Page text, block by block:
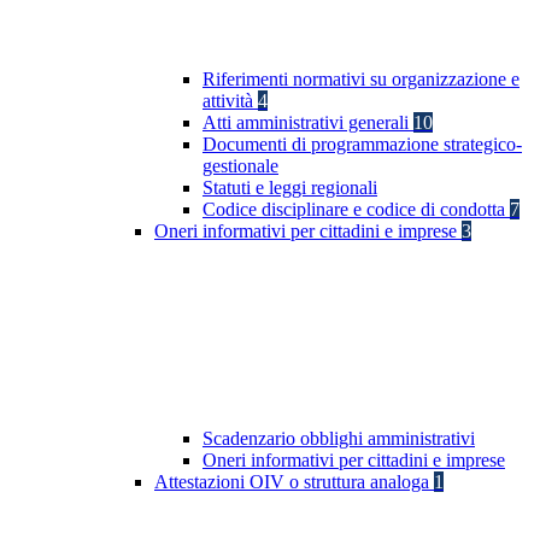
Riferimenti normativi su organizzazione e
attività 4
Atti amministrativi generali 10
Documenti di programmazione strategico-
gestionale
Statuti e leggi regionali
Codice disciplinare e codice di condotta 7
Oneri informativi per cittadini e imprese 3
Scadenzario obblighi amministrativi
Oneri informativi per cittadini e imprese
Attestazioni OIV o struttura analoga 1